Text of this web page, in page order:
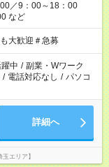
／9：00～18：00
など
大歓迎＃急募
中 / 副業・Wワーク
/ 電話対応なし / パソコ
詳細へ
エリア】